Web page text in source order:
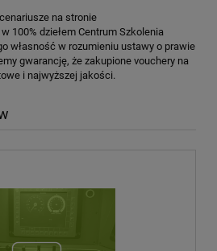
na stronie
100% dziełem Centrum Szkolenia
własność w rozumieniu ustawy o prawie
gwarancję, że zakupione vouchery na
i najwyższej jakości.